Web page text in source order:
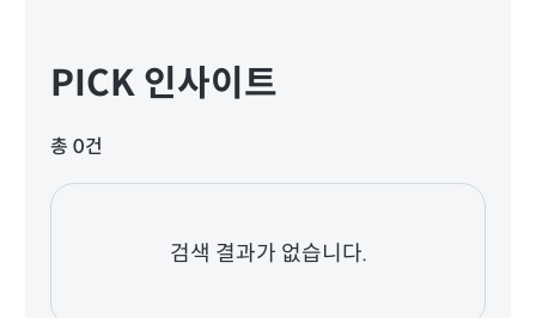
PICK 인사이트
총 0건
검색 결과가 없습니다.